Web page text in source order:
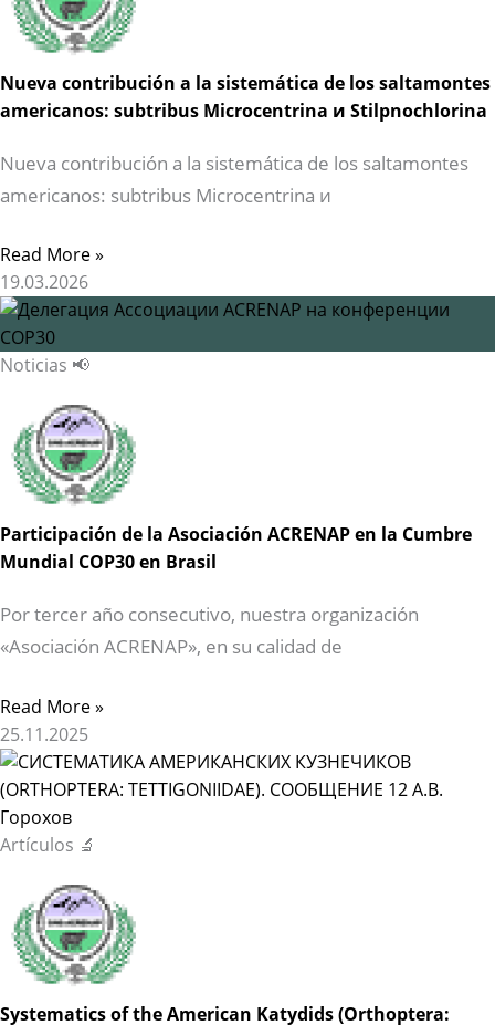
Nueva contribución a la sistemática de los saltamontes
americanos: subtribus Microcentrina и Stilpnochlorina
Nueva contribución a la sistemática de los saltamontes
americanos: subtribus Microcentrina и
Read More »
19.03.2026
Noticias 📢
Participación de la Asociación ACRENAP en la Cumbre
Mundial COP30 en Brasil
Por tercer año consecutivo, nuestra organización
«Asociación ACRENAP», en su calidad de
Read More »
25.11.2025
Artículos 🔬
Systematics of the American Katydids (Orthoptera: